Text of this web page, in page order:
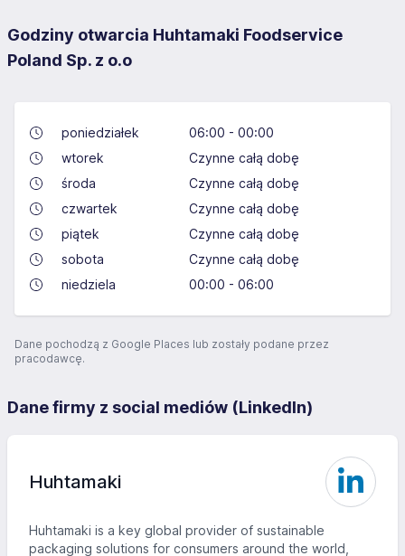
Godziny otwarcia Huhtamaki Foodservice
Poland Sp. z o.o
poniedziałek
06:00 - 00:00
wtorek
Czynne całą dobę
środa
Czynne całą dobę
czwartek
Czynne całą dobę
piątek
Czynne całą dobę
sobota
Czynne całą dobę
niedziela
00:00 - 06:00
Dane pochodzą z Google Places lub zostały podane przez
pracodawcę.
Dane firmy z social mediów (LinkedIn)
Huhtamaki
Huhtamaki is a key global provider of sustainable
packaging solutions for consumers around the world,